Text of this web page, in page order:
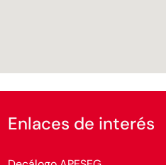
Enlaces de interés